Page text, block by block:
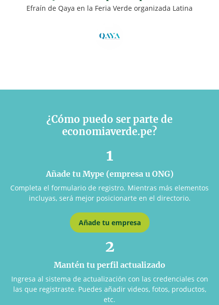
Efraín de Qaya en la Feria Verde organizada Latina
¿Cómo puedo ser parte de
economiaverde.pe?
1
Añade tu Mype (empresa u ONG)
Completa el formulario de registro. Mientras más elementos
incluyas, será mejor posicionarte en el directorio.
Añade tu empresa
2
Mantén tu perfil actualizado
Ingresa al sistema de actualización con las credenciales con
las que registraste. Puedes añadir videos, fotos, productos,
etc.